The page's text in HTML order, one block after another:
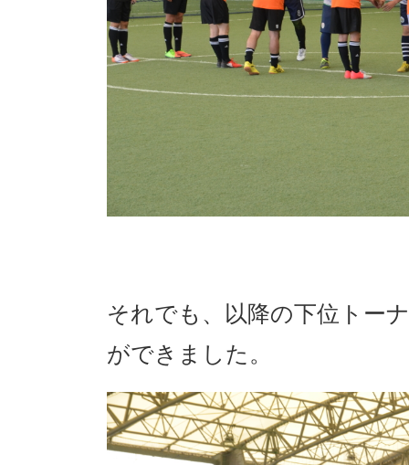
それでも、以降の下位トー
ができました。